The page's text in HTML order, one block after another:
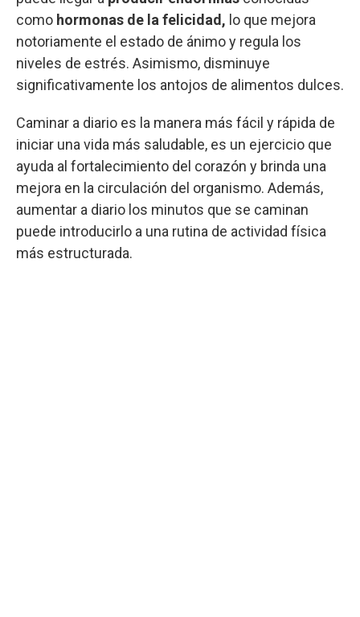
como hormonas de la felicidad, lo que mejora
notoriamente el estado de ánimo y regula los
niveles de estrés. Asimismo, disminuye
significativamente los antojos de alimentos dulces.
Caminar a diario es la manera más fácil y rápida de
iniciar una vida más saludable, es un ejercicio que
ayuda al fortalecimiento del corazón y brinda una
mejora en la circulación del organismo. Además,
aumentar a diario los minutos que se caminan
puede introducirlo a una rutina de actividad física
más estructurada.